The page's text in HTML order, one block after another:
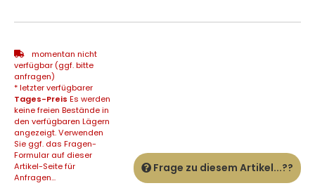
momentan nicht
verfügbar (ggf. bitte
anfragen)
* letzter verfügbarer
Tages-Preis Es werden
keine freien Bestände in
den verfügbaren Lägern
angezeigt. Verwenden
Sie ggf. das Fragen-
Formular auf dieser
Artikel-Seite für
Anfragen...
Frage zu diesem Artikel...??